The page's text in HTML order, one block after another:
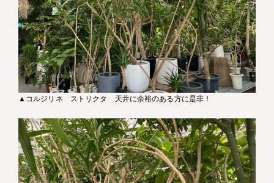
▲コルジリネ ストリクタ 天井に余裕のある方に是非！